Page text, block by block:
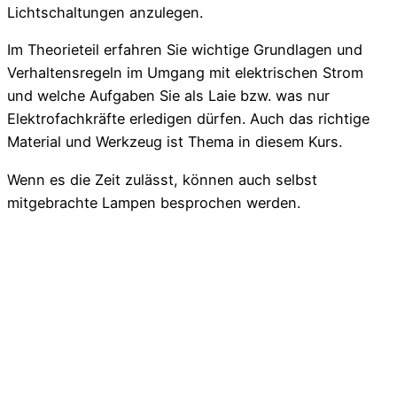
Lichtschaltungen anzulegen.
Im Theorieteil erfahren Sie wichtige Grundlagen und
Verhaltensregeln im Umgang mit elektrischen Strom
und welche Aufgaben Sie als Laie bzw. was nur
Elektrofachkräfte erledigen dürfen. Auch das richtige
Material und Werkzeug ist Thema in diesem Kurs.
Wenn es die Zeit zulässt, können auch selbst
mitgebrachte Lampen besprochen werden.